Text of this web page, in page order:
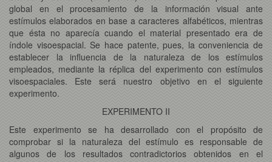
global en el procesamiento de la información visual ante
estímulos elaborados en base a caracteres alfabéticos, mientras
que ésta no aparecía cuando el material presentado era de
índole visoespacial. Se hace patente, pues, la conveniencia de
establecer la influencia de la naturaleza de los estímulos
empleados, mediante la réplica del experimento con estímulos
visoespaciales. Este será nuestro objetivo en el siguiente
experimento.
EXPERIMENTO II
Este experimento se ha desarrollado con el propósito de
comprobar si la naturaleza del estímulo es responsable de
algunos de los resultados contradictorios obtenidos en el